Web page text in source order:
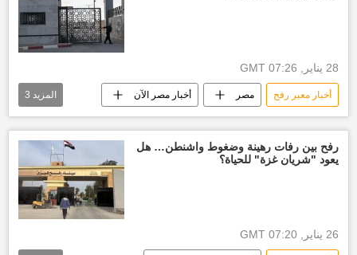
28 يناير, 07:26 GMT
أخبار معبر رفح مصر أخبار مصر الآن
إسرائيل أخبار إسرائيل اليوم العالم
المزيد 3
رفح بين رفات رهينة وضغوط واشنطن… هل
يعود "شريان غزة" للحياة؟
26 يناير, 07:20 GMT